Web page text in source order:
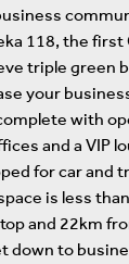
118, the first
triple green
your
with
and a VIP
for car and
is less
and 22km
down to